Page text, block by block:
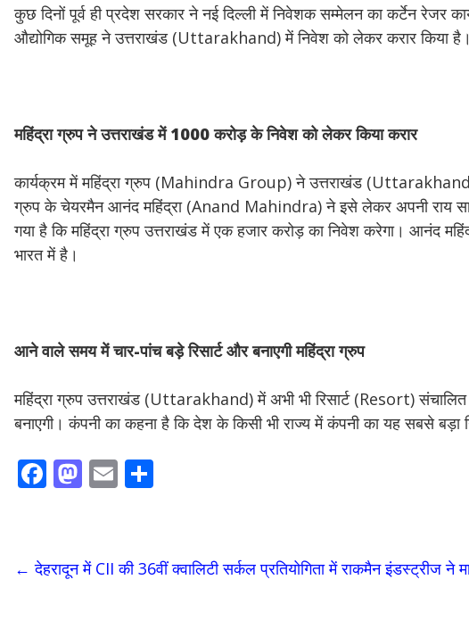
कुछ दिनों पूर्व ही प्रदेश सरकार ने नई दिल्ली में निवेशक सम्मेलन का कर्टेन
औद्योगिक समूह ने उत्तराखंड (Uttarakhand) में निवेश को लेकर करार किया है।
महिंद्राग्रुपनेउत्तराखंडमें 1000करोड़केनिवेशकोलेकरकियाकरार
कार्यक्रम में महिंद्रा ग्रुप (Mahindra Group) ने उत्तराखंड
ग्रुप के चेयरमैन आनंद महिंद्रा (Anand Mahindra) ने इसे लेकर अपनी राय
गया है कि महिंद्रा ग्रुप उत्तराखंड में एक हजार करोड़ का निवेश करेगा। आनंद
भारत में है।
आनेवालेसमयमेंचार-पांचबड़ेरिसार्टऔरबनाएगीमहिंद्राग्रुप
महिंद्रा ग्रुप उत्तराखंड (Uttarakhand) में अभी भी रिसार्ट (Resort)
बनाएगी। कंपनी का कहना है कि देश के किसी भी राज्य में कंपनी का यह सबसे बड़ा
F
b
o
M
d
o
E
l e
← देहरादून में CII की 36वीं क्वालिटी सर्कल प्रतियोगिता में राकमैन इंडस्ट्रीज ने